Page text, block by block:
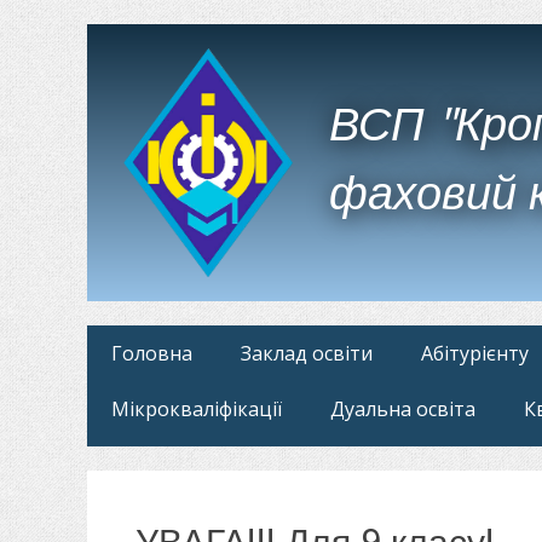
ВСП
фаховий
Головне
Перейти
Головна Заклад освіти Абітурієнту
Мікрокваліфікації Дуальна освіта